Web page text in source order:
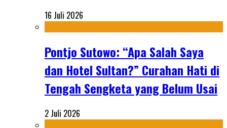
16 Juli 2026
Pontjo Sutowo: “Apa Salah Saya
dan Hotel Sultan?” Curahan Hati di
Tengah Sengketa yang Belum Usai
2 Juli 2026